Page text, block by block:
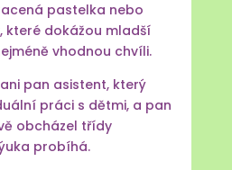
pastelka nebo
které dokážou mladší
vhodnou chvíli.
pan asistent, který
práci s dětmi, a pan
obcházel třídy
probíhá.